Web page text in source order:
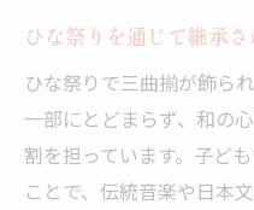
ひな祭りを通じて継承
ひな祭りで三曲揃が飾ら
一部にとどまらず、和の
割を担っています。子ど
ことで、伝統音楽や日本